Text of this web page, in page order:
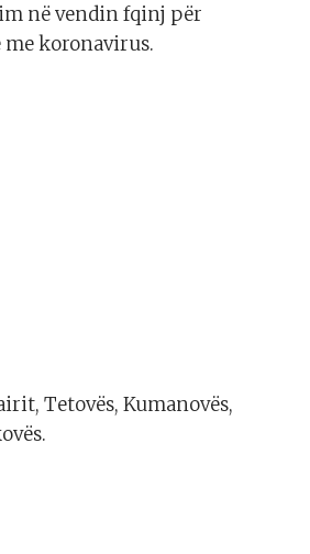
në vendin fqinj për
koronavirus.
Tetovës, Kumanovës,